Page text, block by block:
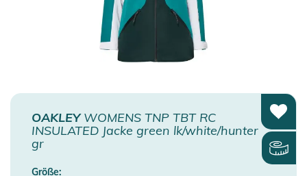
OAKLEYWOMENS TNP TBT RC
INSULATED Jacke green lk/white/hunter
gr
Größe: